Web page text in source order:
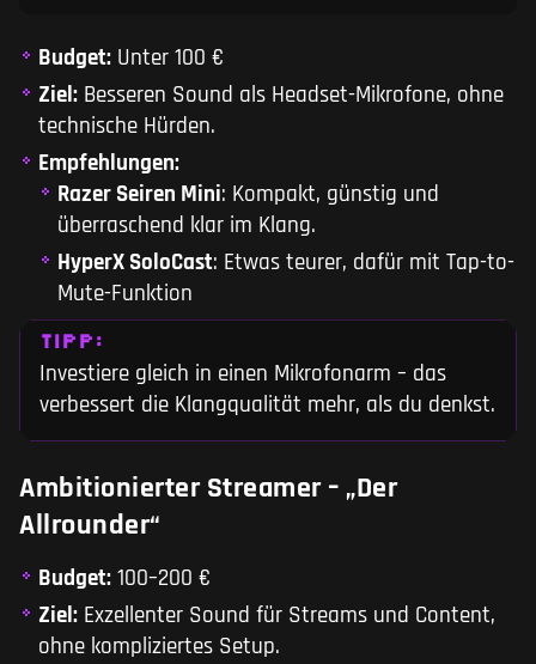
Budget: Unter 100 €
Ziel: Besseren Sound als Headset-Mikrofone, ohne
technische Hürden.
Empfehlungen:
Razer Seiren Mini: Kompakt, günstig und
überraschend klar im Klang.
HyperX SoloCast: Etwas teurer, dafür mit Tap-to-
Mute-Funktion
TIPP:
Investiere gleich in einen Mikrofonarm – das
verbessert die Klangqualität mehr, als du denkst.
Ambitionierter Streamer – „Der
Allrounder“
Budget: 100–200 €
Ziel: Exzellenter Sound für Streams und Content,
ohne kompliziertes Setup.